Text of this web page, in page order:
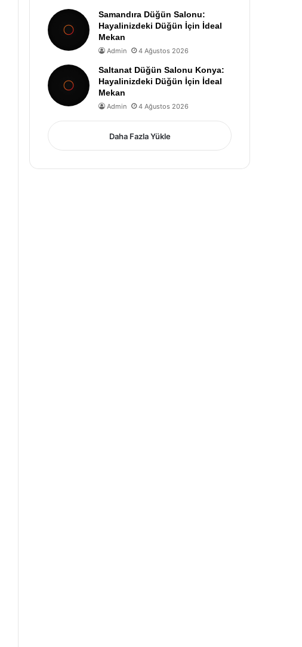
Samandıra Düğün Salonu:
Hayalinizdeki Düğün İçin İdeal
Mekan
Admin 4 Ağustos 2026
Saltanat Düğün Salonu Konya:
Hayalinizdeki Düğün İçin İdeal
Mekan
Admin 4 Ağustos 2026
Daha Fazla Yükle